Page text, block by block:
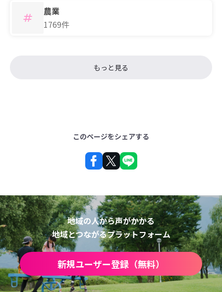
農業
1769件
もっと見る
このページをシェアする
地域の人から声がかかる
地域とつながるプラットフォーム
新規ユーザー登録（無料）